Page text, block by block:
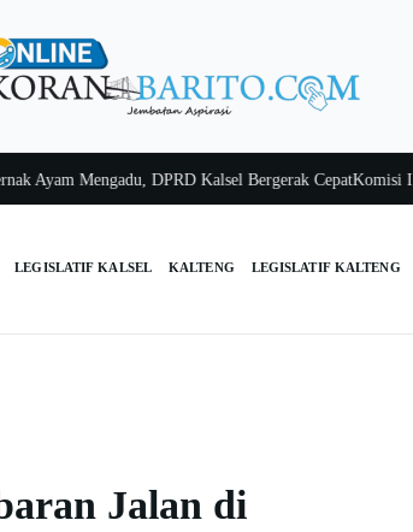
Mengadu, DPRD Kalsel Bergerak CepatKomisi III Kalsel
LEGISLATIF KALSEL KALTENG LEGISLATIF KALTENG
Jalan di